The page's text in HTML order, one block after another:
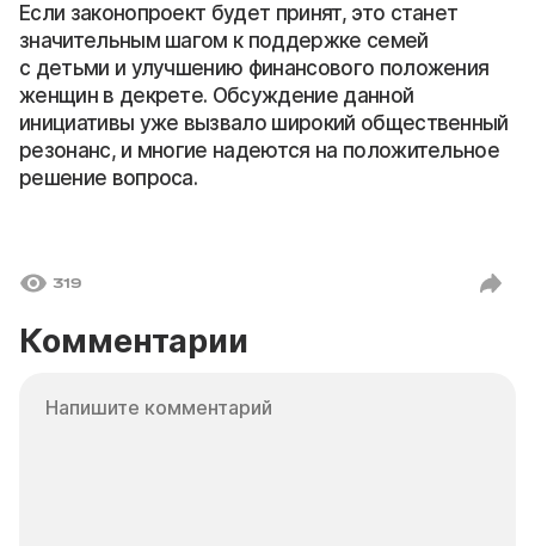
Если законопроект будет принят, это станет
значительным шагом к поддержке семей
с детьми и улучшению финансового положения
женщин в декрете. Обсуждение данной
инициативы уже вызвало широкий общественный
резонанс, и многие надеются на положительное
решение вопроса.
319
Комментарии